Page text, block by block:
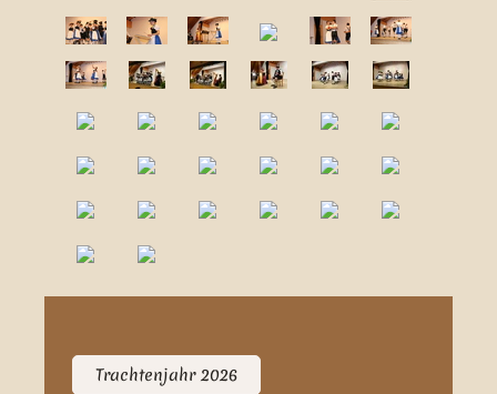
Trachtenjahr 2026